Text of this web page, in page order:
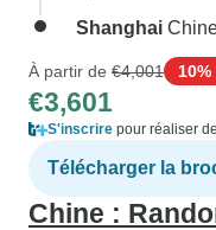
Shanghai
À partir de €4,001
€3,601
S'inscrire pour réaliser
Télécharger la
Chine :